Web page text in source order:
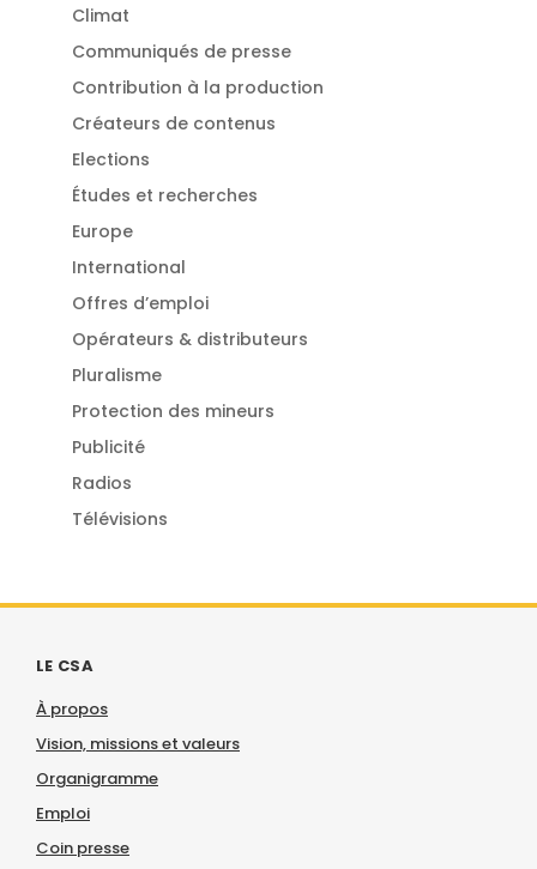
Climat
Communiqués de presse
Contribution à la production
Créateurs de contenus
Elections
Études et recherches
Europe
International
Offres d’emploi
Opérateurs & distributeurs
Pluralisme
Protection des mineurs
Publicité
Radios
Télévisions
LE CSA
À propos
Vision, missions et valeurs
Organigramme
Emploi
Coin presse